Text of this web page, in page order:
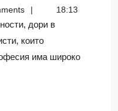
18:13
които
има широко